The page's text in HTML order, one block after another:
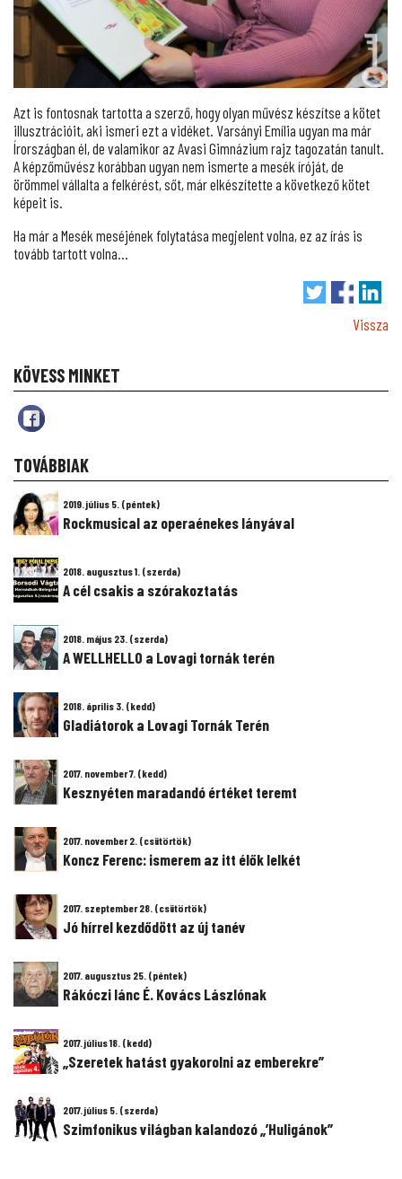
Azt is fontosnak tartotta a szerző, hogy olyan művész készítse a kötet
illusztrációit, aki ismeri ezt a vidéket. Varsányi Emília ugyan ma már
Írországban él, de valamikor az Avasi Gimnázium rajz tagozatán tanult.
A képzőművész korábban ugyan nem ismerte a mesék íróját, de
örömmel vállalta a felkérést, sőt, már elkészítette a következő kötet
képeit is.
Ha már a Mesék meséjének folytatása megjelent volna, ez az írás is
tovább tartott volna…
Vissza
KÖVESS MINKET
TOVÁBBIAK
2019. július 5. (péntek)
Rockmusical az operaénekes lányával
2018. augusztus 1. (szerda)
A cél csakis a szórakoztatás
2018. május 23. (szerda)
A WELLHELLO a Lovagi tornák terén
2018. április 3. (kedd)
Gladiátorok a Lovagi Tornák Terén
2017. november 7. (kedd)
Kesznyéten maradandó értéket teremt
2017. november 2. (csütörtök)
Koncz Ferenc: ismerem az itt élők lelkét
2017. szeptember 28. (csütörtök)
Jó hírrel kezdődött az új tanév
2017. augusztus 25. (péntek)
Rákóczi lánc É. Kovács Lászlónak
2017. július 18. (kedd)
„Szeretek hatást gyakorolni az emberekre”
2017. július 5. (szerda)
Szimfonikus világban kalandozó „’Huligánok”